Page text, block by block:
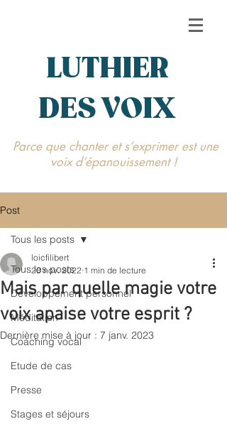
LUTHIER
DES VOIX
Parce que chanter et s’exprimer est une
voix d’épanouissement !
Post
Tous les posts
Développement personnel
Méditation
Coaching vocal
Etude de cas
Presse
Stages et séjours
Tous les posts
Mais par quelle magie votre
voix apaise votre esprit ?
loicfilibert
20 nov. 2022 1 min de lecture
Dernière mise à jour : 7 janv. 2023